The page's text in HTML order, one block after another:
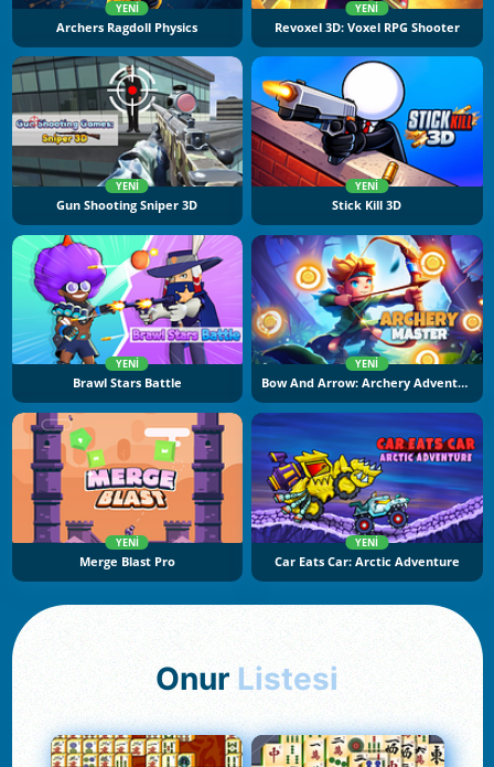
YENI
Archers Ragdoll Physics
YENI
Revoxel 3D: Voxel RPG Shooter
YENI
Gun Shooting Sniper 3D
YENI
Stick Kill 3D
YENI
Brawl Stars Battle
YENI
Bow And Arrow: Archery Adventure
YENI
Merge Blast Pro
YENI
Car Eats Car: Arctic Adventure
Onur Listesi